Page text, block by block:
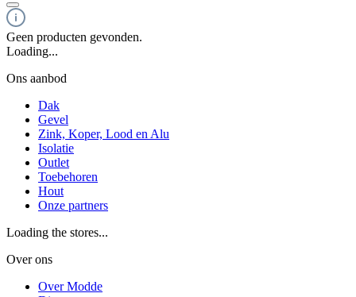
Geen producten gevonden.
Loading...
Ons aanbod
Dak
Gevel
Zink, Koper, Lood en Alu
Isolatie
Outlet
Toebehoren
Hout
Onze partners
Loading the stores...
Over ons
Over Modde